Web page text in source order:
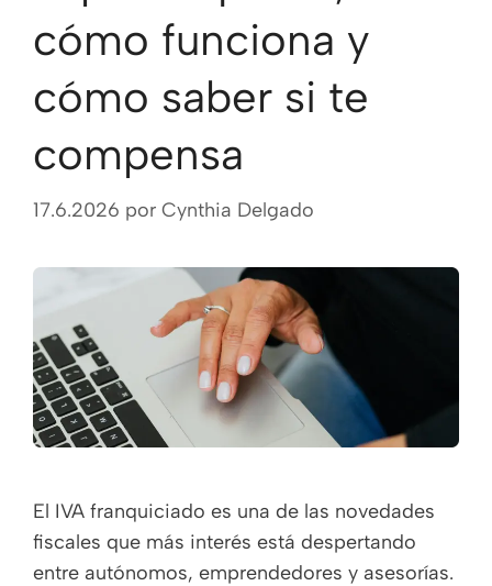
cómo funciona y
cómo saber si te
compensa
17.6.2026 por Cynthia Delgado
El IVA franquiciado es una de las novedades
fiscales que más interés está despertando
entre autónomos, emprendedores y asesorías.